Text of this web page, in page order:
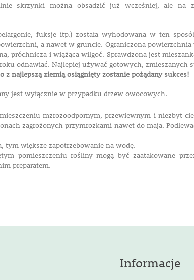
skrzynki można obsadzić już wcześniej, ale na
fuksje itp.) została wyhodowana w ten
a nawet w gruncie. Ograniczona
próchnicza i wiążąca wilgoć. Sprawdzona jest
odnawiać. Najlepiej używać gotowych, zmieszanych
najlepszą ziemią osiągnięty zostanie pożądany sukces!
jest wyłącznie w przypadku drzew owocowych.
mzrozoodpornym, przewiewnym i niezbyt
zagrożonych przymrozkami nawet do maja.
tym większe zapotrzebowanie na wodę.
pomieszczeniu rośliny mogą być zaatakowane
preparatem.
Informacje